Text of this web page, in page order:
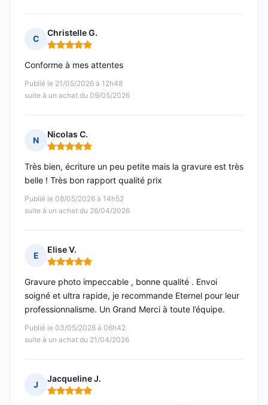
C
Christelle G.
Note : 5 sur 5
Publié le 21/05/2026 à 12h48
suite à un achat du 09/05/2026
Conforme à mes attentes
N
Nicolas C.
Note : 5 sur 5
Publié le 08/05/2026 à 14h52
suite à un achat du 26/04/2026
Très bien, écriture un peu petite mais la gravure est très
belle ! Très bon rapport qualité prix
E
Elise V.
Note : 5 sur 5
Publié le 03/05/2026 à 06h42
suite à un achat du 21/04/2026
Gravure photo impeccable , bonne qualité . Envoi
soigné et ultra rapide, je recommande Eternel pour leur
professionnalisme. Un Grand Merci à toute l’équipe.
J
Jacqueline J.
Note : 5 sur 5